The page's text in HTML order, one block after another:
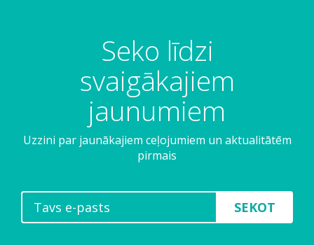
Seko līdzi
svaigākajiem
jaunumiem
Uzzini par jaunākajiem ceļojumiem un aktualitātēm
pirmais
SEKOT